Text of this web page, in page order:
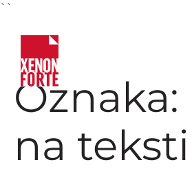
``
Oznaka:
na